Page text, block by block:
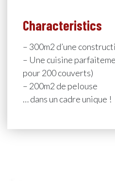
Characteristics
– 300m2 d’une
– Une cuisine
pour 200 couverts)
– 200m2 de pelouse
… dans un cadre unique !